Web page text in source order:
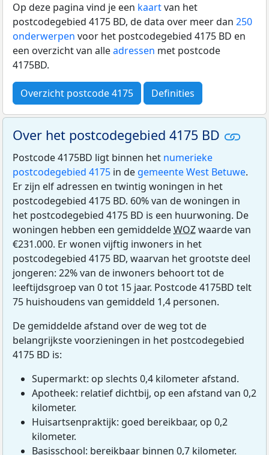
Op deze pagina vind je een kaartvan het
postcodegebied 4175 BD, de data over meer dan 250
onderwerpen voor het postcodegebied 4175 BD en
een overzicht van alleadressen met postcode
4175BD.
Overzicht postcode 4175 Definities
Over het postcodegebied 4175 BD
Postcode 4175BD ligt binnen het numerieke
postcodegebied 4175 in de gemeente West Betuwe.
Er zijn elf adressen en twintig woningen in het
postcodegebied 4175 BD. 60% van de woningen in
het postcodegebied 4175 BD is een huurwoning. De
woningen hebben een gemiddeldeWOZwaarde van
€231.000. Er wonen vijftig inwoners in het
postcodegebied 4175 BD, waarvan het grootste deel
jongeren: 22% van de inwoners behoort tot de
leeftijdsgroep van 0 tot 15 jaar. Postcode 4175BD telt
75 huishoudens van gemiddeld 1,4 personen.
De gemiddelde afstand over de weg tot de
belangrijkste voorzieningen in het postcodegebied
4175 BD is:
Supermarkt: op slechts 0,4 kilometer afstand.
Apotheek: relatief dichtbij, op een afstand van 0,2
kilometer.
Huisartsenpraktijk: goed bereikbaar, op 0,2
kilometer.
Basisschool: bereikbaar binnen 0,7 kilometer.